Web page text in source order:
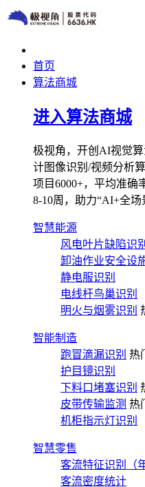
首页
算法商城
进入算法商城
极视角，开创AI视觉
计图像识别/视频分析
项目6000+，平均准确
8-10周，助力“AI+全场
智慧能源
风电叶片缺陷识别
卸油作业安全设
静电服识别
电线杆鸟巢识别
明火与烟雾识别
智能制造
跑冒滴漏识别 热门
护目镜识别
下料口堵塞识别
皮带传输监测 热门
机柜指示灯识别
智慧零售
客流特征识别（
客流密度统计